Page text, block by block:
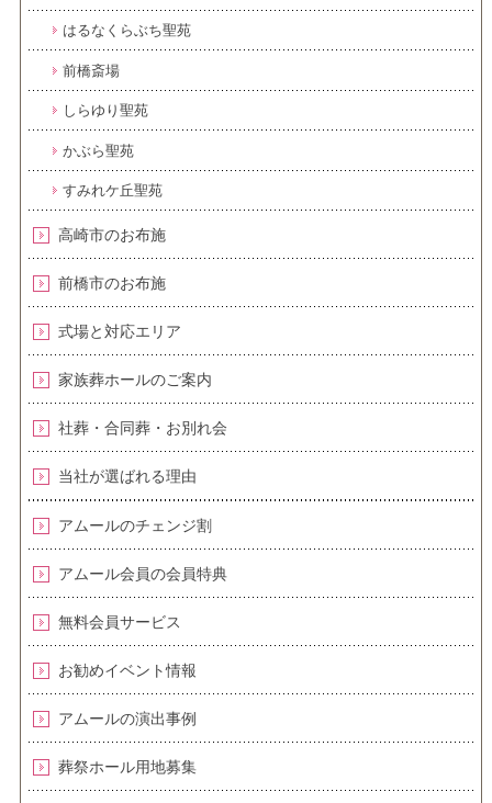
はるなくらぶち聖苑
前橋斎場
しらゆり聖苑
かぶら聖苑
すみれケ丘聖苑
高崎市のお布施
前橋市のお布施
式場と対応エリア
家族葬ホールのご案内
社葬・合同葬・お別れ会
当社が選ばれる理由
アムールのチェンジ割
アムール会員の会員特典
無料会員サービス
お勧めイベント情報
アムールの演出事例
葬祭ホール用地募集